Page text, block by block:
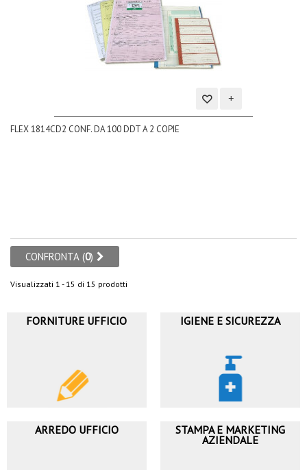
Aggiungi
FLEX 1814CD2 CONF. DA 100 DDT A 2 COPIE
CONFRONTA (0)
Visualizzati 1 - 15 di 15 prodotti
FORNITURE UFFICIO IGIENE E SICUREZZA
ARREDO UFFICIO STAMPA E MARKETING
AZIENDALE